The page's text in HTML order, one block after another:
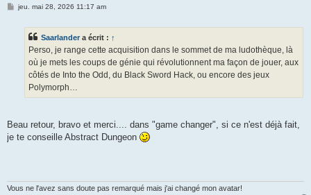
Mjeu. mai 28, 2026 11:17 am
Saarlander a écrit : ↑
Perso, je range cette acquisition dans le sommet de ma ludothèque, là
où je mets les coups de génie qui révolutionnent ma façon de jouer, aux
côtés de Into the Odd, du Black Sword Hack, ou encore des jeux
Polymorph…
Beau retour, bravo et merci.... dans "game changer", si ce n'est déjà fait,
je te conseille Abstract Dungeon
Vous ne l'avez sans doute pas remarqué mais j'ai changé mon avatar!